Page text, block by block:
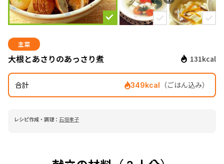
主菜
大根とあさりのあっさり煮 131kcal
合計 349kcal （ごはん込み）
レシピ作成・調理： 石垣孝子